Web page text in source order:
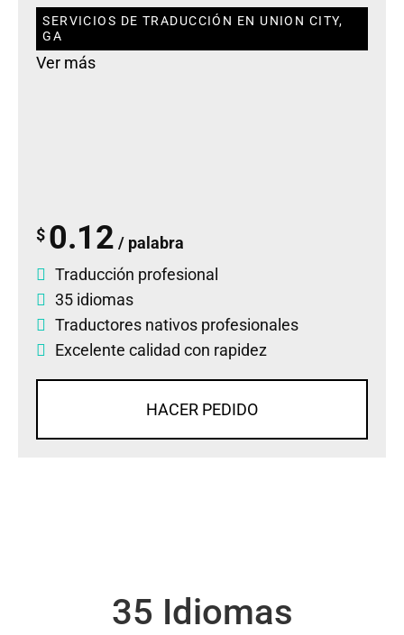
SERVICIOS DE TRADUCCIÓN EN UNION CITY,
GA
Ver más
$ 0.12 / palabra
Traducción profesional
35 idiomas
Traductores nativos profesionales
Excelente calidad con rapidez
HACER PEDIDO
35 Idiomas